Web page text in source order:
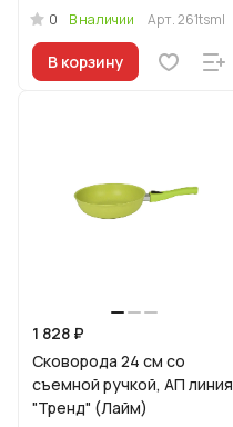
0 В наличии Арт.261tsml
В корзину
1 828 ₽
Сковорода 24 см со
съемной ручкой, АП линия
"Тренд" (Лайм)